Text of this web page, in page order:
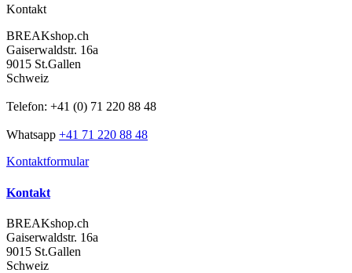
Kontakt
BREAKshop.ch
Gaiserwaldstr. 16a
9015 St.Gallen
Schweiz
Telefon: +41 (0) 71 220 88 48
Whatsapp +41 71 220 88 48
Kontaktformular
Kontakt
BREAKshop.ch
Gaiserwaldstr. 16a
9015 St.Gallen
Schweiz